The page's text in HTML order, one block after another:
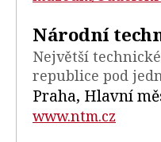
Národní
Největší
republice pod
Praha, Hlavní
www.ntm.cz